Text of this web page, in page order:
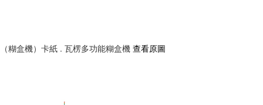
（糊盒機）卡紙 . 瓦楞多功能糊盒機 查看原圖